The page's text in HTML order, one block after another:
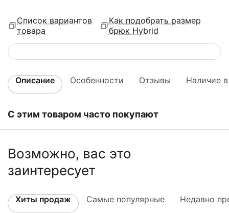
Список вариантов
товара
Как подобрать размер
брюк Hybrid
Описание Особенности Отзывы Наличие
С этим товаром часто покупают
Возможно, вас это
заинтересует
Хиты продаж Самые популярные Недавно